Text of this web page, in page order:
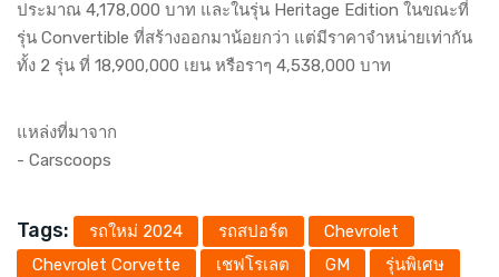
ประมาณ 4,178,000 บาท และในรุ่น Heritage Edition ในขณะที่
รุ่น Convertible ที่สร้างออกมาน้อยกว่า แต่มีราคาจำหน่ายเท่ากัน
ทั้ง 2 รุ่น ที่ 18,900,000 เยน หรือราๆ 4,538,000 บาท
แหล่งที่มาจาก
- Carscoops
Tags: รถใหม่ 2024 รถสปอร์ต
Chevrolet
Chevrolet Corvette
เชฟโรเลต GM
รุ่นพิเศษ